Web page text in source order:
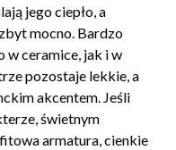
jego ciepło, a
mocno. Bardzo
w ceramice, jak i w
pozostaje lekkie, a
akcentem. Jeśli
świetnym
armatura, cienkie